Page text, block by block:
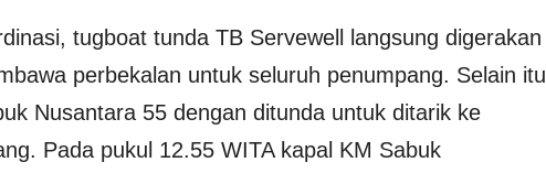
tugboat tunda TB Servewell langsung digerakan
perbekalan untuk seluruh penumpang. Selain itu
Nusantara 55 dengan ditunda untuk ditarik ke
Pada pukul 12.55 WITA kapal KM Sabuk